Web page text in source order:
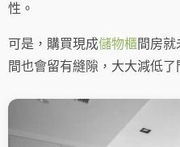
性。
可是，購買現成儲物櫃間房就
間也會留有縫隙，大大減低